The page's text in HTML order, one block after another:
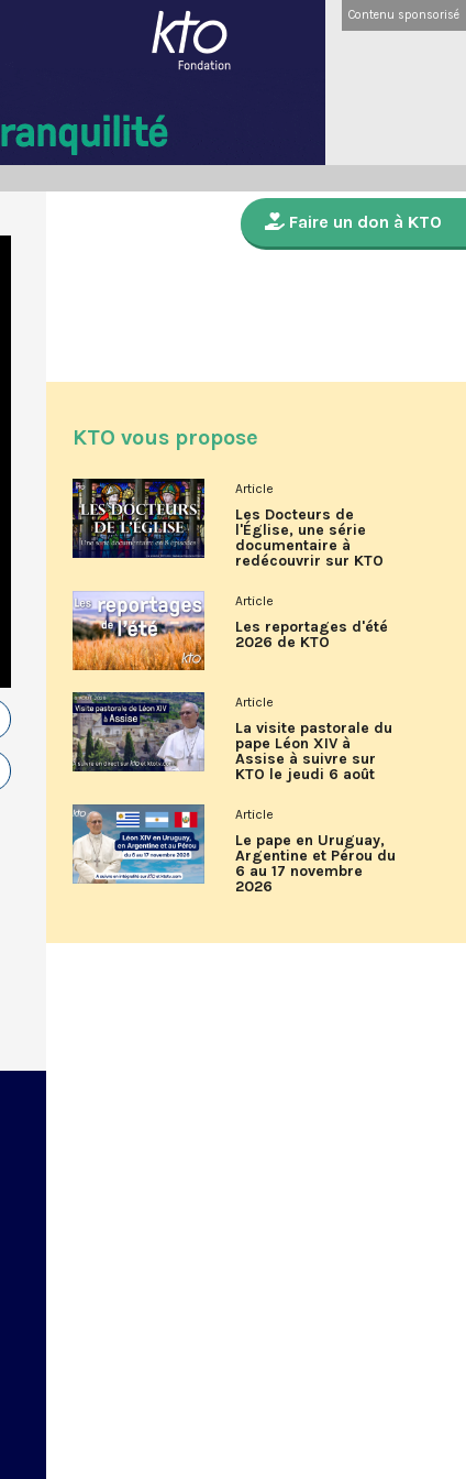
Contenu sponsorisé
Faire un don à KTO
KTO vous propose
Article
Les Docteurs de
l'Église, une série
documentaire à
redécouvrir sur KTO
Article
Les reportages d'été
2026 de KTO
Article
La visite pastorale du
pape Léon XIV à
Assise à suivre sur
KTO le jeudi 6 août
Article
Le pape en Uruguay,
Argentine et Pérou du
6 au 17 novembre
2026